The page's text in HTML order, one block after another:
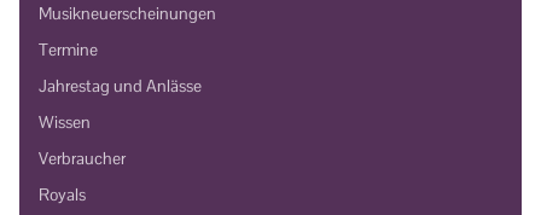
Musikneuerscheinungen
Termine
Jahrestag und Anlässe
Wissen
Verbraucher
Royals